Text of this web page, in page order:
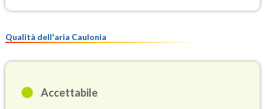
Qualità dell'aria Caulonia
Accettabile